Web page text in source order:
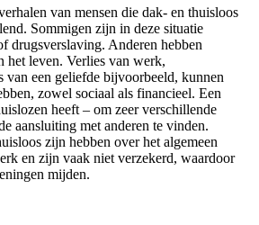
van mensen die dak- en thuisloos
Sommigen zijn in deze situatie
drugsverslaving. Anderen hebben
het leven. Verlies van werk,
van een geliefde bijvoorbeeld, kunnen
zowel sociaal als financieel. Een
heeft – om zeer verschillende
aansluiting met anderen te vinden.
zijn hebben over het algemeen
en zijn vaak niet verzekerd, waardoor
mijden.